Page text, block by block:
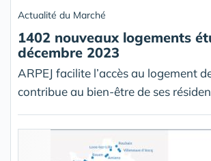
Actualité du Marché
1402 nouveaux logements
décembre 2023
ARPEJ facilite l’accès au logement
contribue au bien-être de ses